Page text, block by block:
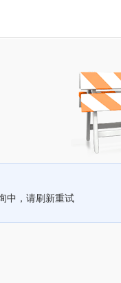
中，请刷新重试